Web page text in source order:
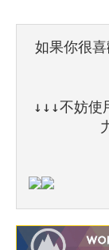
如果你很
↓↓↓不妨